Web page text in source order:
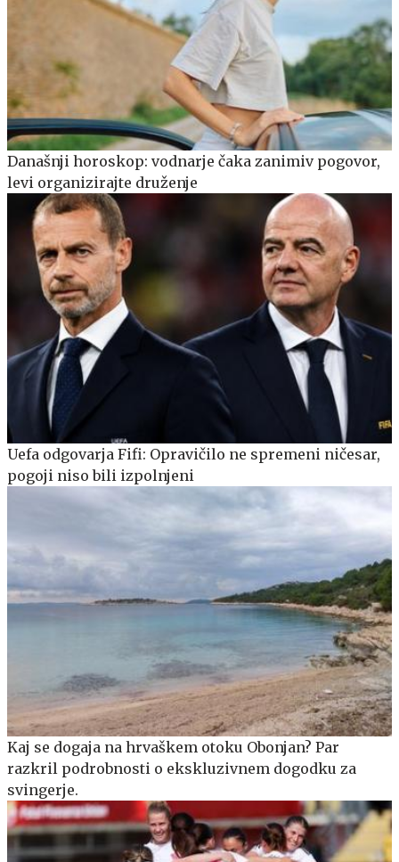
Današnji horoskop: vodnarje čaka zanimiv pogovor,
levi organizirajte druženje
Uefa odgovarja Fifi: Opravičilo ne spremeni ničesar,
pogoji niso bili izpolnjeni
Kaj se dogaja na hrvaškem otoku Obonjan? Par
razkril podrobnosti o ekskluzivnem dogodku za
svingerje.